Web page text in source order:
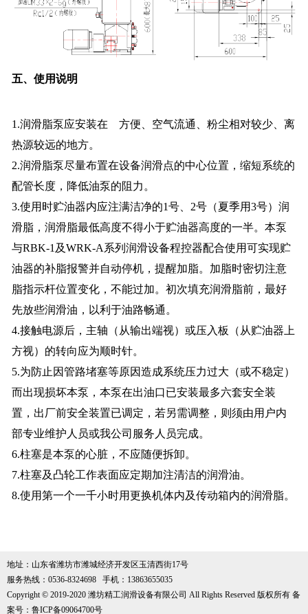
五、使用说明
1.润滑脂泵应安装在 方便、空气流通、粉尘相对较少、离
热源较远的地方。
2.润滑脂泵尽量布置在设备润滑点的中心位置，缩短系统的
配管长度，降低油泵的阻力。
3.使用时贮油器内应注满洁净的1号、2号（夏季用3号）润
滑脂，润滑脂最低高度不得小于贮油器高度的一半。本泵
与RBK-1及WRK-A系列润滑设备程控器配合使用可实现贮
油器的补脂报警并自动停机，提醒加脂。加脂时密切注意
脂指示杆位置变化，不能过加。初次填充润滑脂前，最好
先放些润滑油，以利于油路畅通。
4.接触电源后，主轴（从输出端视）或压入板（从贮油器上
方视）的转向应为顺时针。
5.为防止因管路堵塞等原因造成系统压力过大（或不稳定）
而出现损坏本泵，本泵在出油口已安装最多六套安全装
置，出厂前安全装置已调定，若另需调整，则须由用户内
部专业维护人员或我公司服务人员完成。
6.柱塞是本泵的心脏，不应随便拆卸。
7.柱塞及凸轮工作表面应定期加注清洁的润滑油。
8.使用第一个一千小时用更换机体内及传动箱内的润滑脂。
地址：山东省潍坊市潍城经济开发区玉清西街17号
服务热线：0536-8324698 手机：13863655035
Copyright © 2019-2020 潍坊精工润滑设备有限公司 All Rights Reserved 版权所有 备
案号：鲁ICP备09064700号